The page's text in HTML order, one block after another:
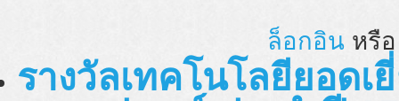
ล็อกอิน หรื
รางวัลเทคโนโลยียอดเ